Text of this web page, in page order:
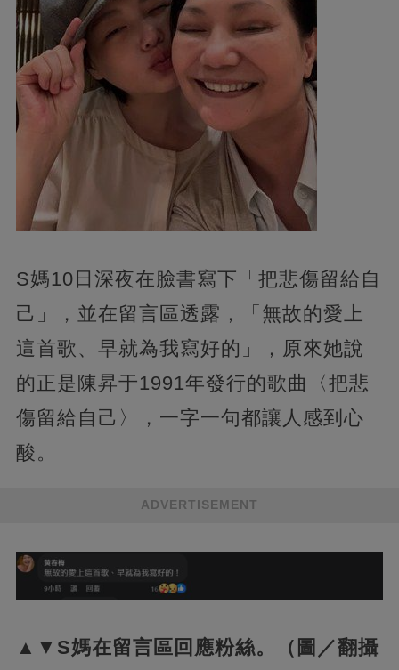
S媽10日深夜在臉書寫下「把悲傷留給自
己」，並在留言區透露，「無故的愛上
這首歌、早就為我寫好的」，原來她說
的正是陳昇于1991年發行的歌曲〈把悲
傷留給自己〉，一字一句都讓人感到心
酸。
ADVERTISEMENT
▲▼S媽在留言區回應粉絲。（圖／翻攝